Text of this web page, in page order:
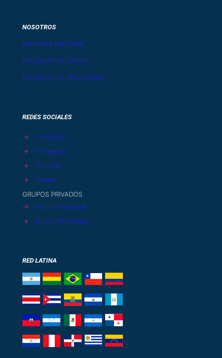
NOSOTROS
NUESTRA HISTORIA
POLÍTICAS DE DATOS
POLÍTICAS DE PRIVACIDAD
REDES SOCIALES
→
Facebook
→
Instagram
→
Youtube
→
Twitter
GRUPOS PRIVADOS
→
Grupo Facebook
→
Grupo Whatsapp
RED LATINA